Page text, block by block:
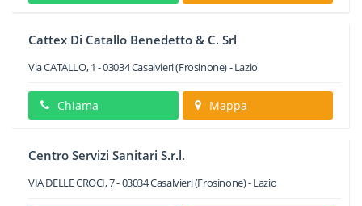
Cattex Di Catallo Benedetto & C. Srl
Via CATALLO, 1 -03034Casalvieri(Frosinone) -Lazio
Chiama Mappa
Centro Servizi Sanitari S.r.l.
VIA DELLE CROCI, 7-03034Casalvieri(Frosinone) -Lazio